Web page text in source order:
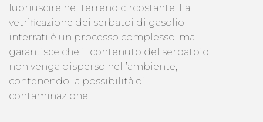
fuoriuscire nel terreno circostante. La
vetrificazione dei serbatoi di gasolio
interrati è un processo complesso, ma
garantisce che il contenuto del serbatoio
non venga disperso nell’ambiente,
contenendo la possibilità di
contaminazione.